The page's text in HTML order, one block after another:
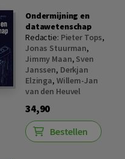
Ondermijning en
datawetenschap
Redactie: Pieter Tops,
Jonas Stuurman,
Jimmy Maan, Sven
Janssen, Derkjan
Elzinga, Willem-Jan
van den Heuvel
34,90
Bestellen